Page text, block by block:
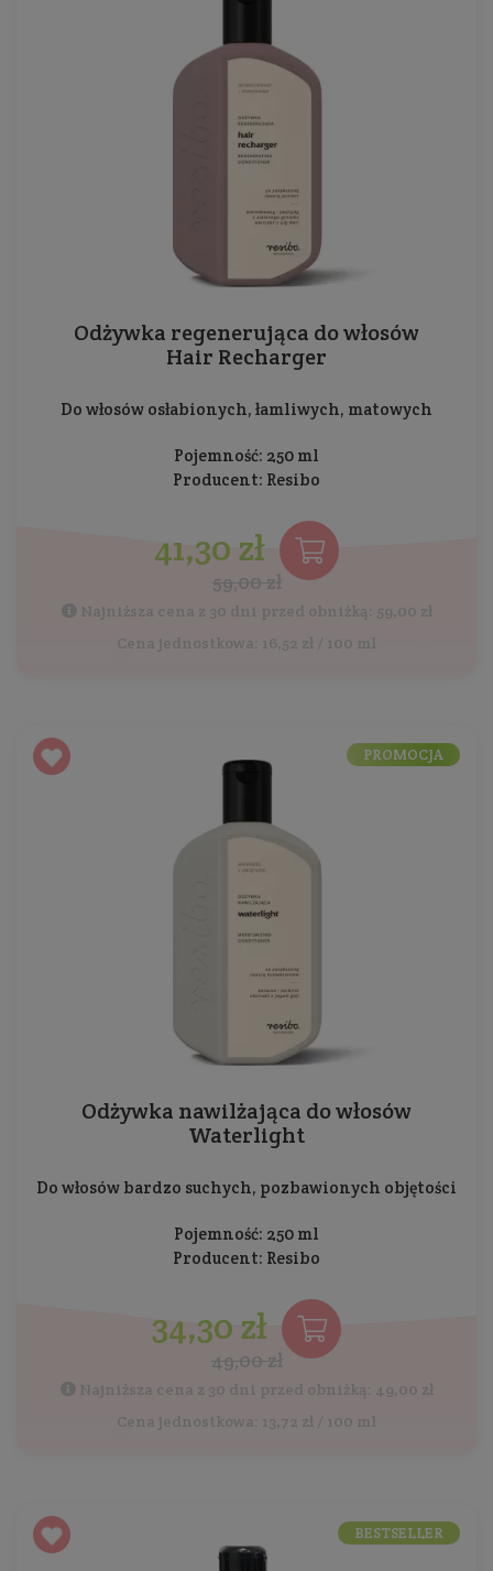
Odżywka regenerująca do włosów
Hair Recharger
Do włosów osłabionych, łamliwych, matowych
Pojemność: 250 ml
Producent: Resibo
41,30 zł
59,00 zł
Najniższa cena z 30 dni przed obniżką: 59,00 zł
Cena jednostkowa: 16,52 zł / 100 ml
Odżywka nawilżająca do włosów
Waterlight
Do włosów bardzo suchych, pozbawionych objętości
Pojemność: 250 ml
Producent: Resibo
34,30 zł
49,00 zł
Najniższa cena z 30 dni przed obniżką: 49,00 zł
Cena jednostkowa: 13,72 zł / 100 ml
PROMOCJA
BESTSELLER